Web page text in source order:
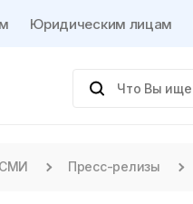
Юридическим лицам
Пресс-релизы